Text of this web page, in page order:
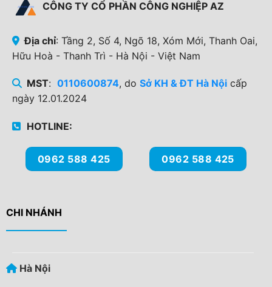
CÔNG TY CỔ PHẦN CÔNG NGHIỆP AZ
Địa chỉ: Tầng 2, Số 4, Ngõ 18, Xóm Mới, Thanh Oai,
Hữu Hoà - Thanh Trì - Hà Nội - Việt Nam
MST: 0110600874, do Sở KH & ĐT Hà Nộicấp
ngày 12.01.2024
HOTLINE:
0962 588 425 0962 588 425
CHI NHÁNH
Hà Nội